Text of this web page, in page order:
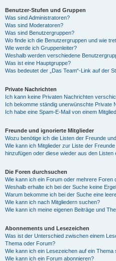
Benutzer-Stufen und Gruppen
Was sind Administratoren?
Was sind Moderatoren?
Was sind Benutzergruppen?
Wo finde ich die Benutzergruppen und wie
Wie werde ich Gruppenleiter?
Weshalb werden verschiedene
Was ist eine Hauptgruppe?
Was bedeutet der „Das Team“-Link auf der
Private Nachrichten
Ich kann keine Privaten Nachrichten
Ich bekomme ständig unerwünschte Private
Ich habe eine Spam-E-Mail von einem
Freunde und ignorierte Mitglieder
Wozu benötige ich die Listen der Freunde
Wie kann ich Mitglieder zur Liste der
hinzufügen oder diese wieder aus den Listen
Die Foren durchsuchen
Wie kann ich ein Forum oder mehrere Foren
Weshalb erhalte ich bei der Suche keine
Warum bekomme ich bei der Suche eine
Wie kann ich nach Mitgliedern suchen?
Wie kann ich meine eigenen Beiträge und
Abonnements und Lesezeichen
Was ist der Unterschied zwischen einem
Thema oder Forum?
Wie kann ich ein Lesezeichen auf ein
Wie kann ich ein Forum abonnieren?